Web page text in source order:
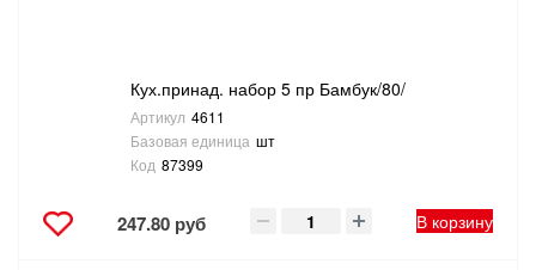
Кух.принад. набор 5 пр Бамбук/80/
Артикул 4611
Базовая единица шт
Код 87399
247.80 руб В корзину